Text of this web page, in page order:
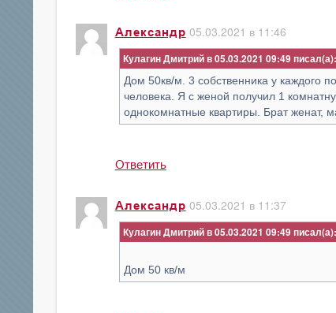
Александр 05.03.2021 в 11:46
Кулагин Дмитрий в 05.03.2021 09:49
Дом 50кв/м. 3 собственника у каждого
человека. Я с женой получил 1
однокомнатные квартиры. Брат женат,
Ответить
Александр 05.03.2021 в 11:37
Кулагин Дмитрий в 05.03.2021 09:49
Дом 50 кв/м